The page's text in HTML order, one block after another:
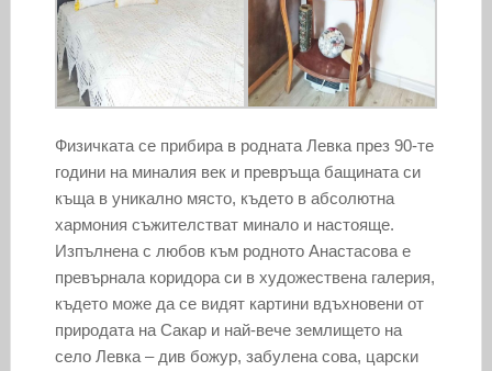
Физичката се прибира в родната Левка през 90-те
години на миналия век и превръща бащината си
къща в уникално място, където в абсолютна
хармония съжителстват минало и настояще.
Изпълнена с любов към родното Анастасова е
превърнала коридора си в художествена галерия,
където може да се видят картини вдъхновени от
природата на Сакар и най-вече землището на
село Левка – див божур, забулена сова, царски